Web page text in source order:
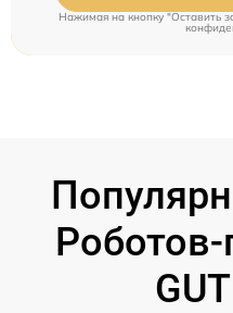
Нажимая на кнопку "Оставить